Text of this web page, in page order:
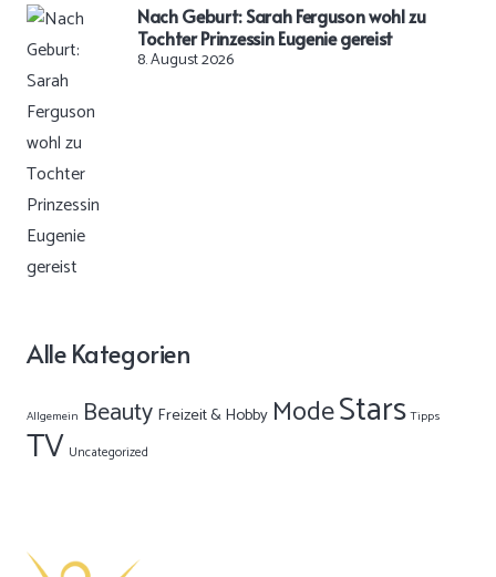
Nach Geburt: Sarah Ferguson wohl zu
Tochter Prinzessin Eugenie gereist
8. August 2026
Alle Kategorien
Allgemein Beauty Freizeit & Hobby ModeStars Tipps
TV Uncategorized